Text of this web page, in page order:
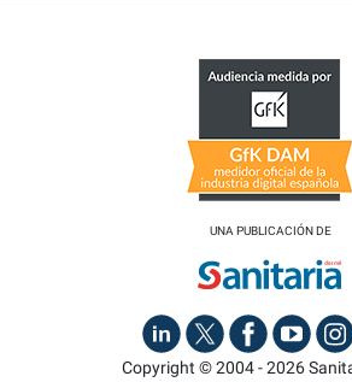
UNA PUBLICACIÓN DE
Copyright © 2004 - 2026